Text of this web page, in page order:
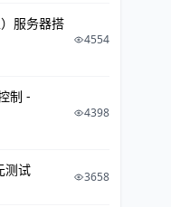
服务器搭
4554
制 -
4398
测试 3658